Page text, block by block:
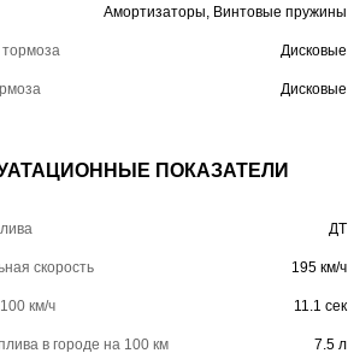
Амортизаторы, Винтовые пружины
Дисковые
Дисковые
ПОКАЗАТЕЛИ
ДТ
скорость 195 км/ч
км/ч 11.1 сек
в городе на 100 км 7.5 л